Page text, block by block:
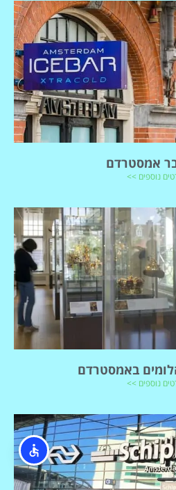
בר אמסטרדם
נוספים >>
באמסטרדם
נוספים >>